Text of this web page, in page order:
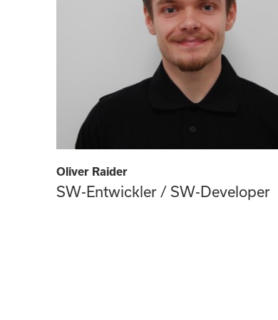
Oliver Raider
SW-Entwickler / SW-Developer